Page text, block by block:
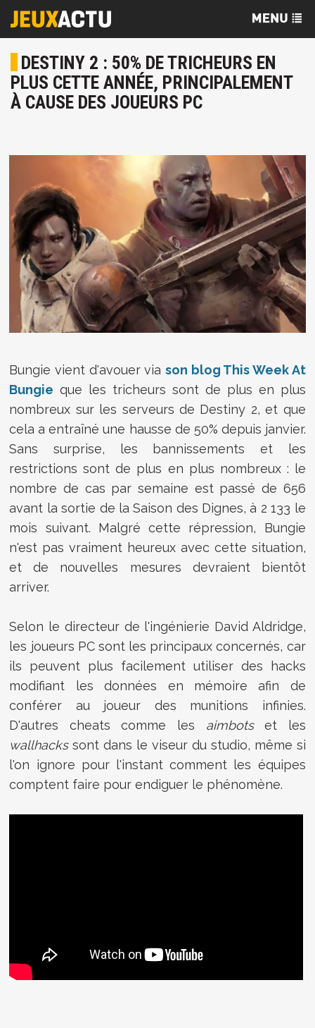
DESTINY 2 : 50% DE TRICHEURS EN
PLUS CETTE ANNÉE, PRINCIPALEMENT
À CAUSE DES JOUEURS PC
Bungie vient d'avouer via son blog This Week At
Bungie que les tricheurs sont de plus en plus
nombreux sur les serveurs de Destiny 2, et que
cela a entraîné une hausse de 50% depuis janvier.
Sans surprise, les bannissements et les
restrictions sont de plus en plus nombreux : le
nombre de cas par semaine est passé de 656
avant la sortie de la Saison des Dignes, à 2 133 le
mois suivant. Malgré cette répression, Bungie
n'est pas vraiment heureux avec cette situation,
et de nouvelles mesures devraient bientôt
arriver.
Selon le directeur de l'ingénierie David Aldridge,
les joueurs PC sont les principaux concernés, car
ils peuvent plus facilement utiliser des hacks
modifiant les données en mémoire afin de
conférer au joueur des munitions infinies.
D'autres cheats comme les aimbotset les
wallhackssont dans le viseur du studio, même si
l'on ignore pour l'instant comment les équipes
comptent faire pour endiguer le phénomène.